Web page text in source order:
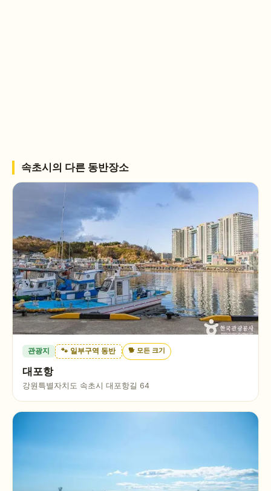
속초시 의 다른 동반장소
관광지 🐾 일부구역 동반 🐕 모든 크기
대포항
강원특별자치도 속초시 대포항길 64